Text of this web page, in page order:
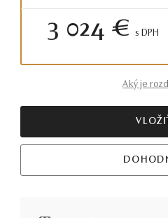
3 024 € S DPH
Aký je